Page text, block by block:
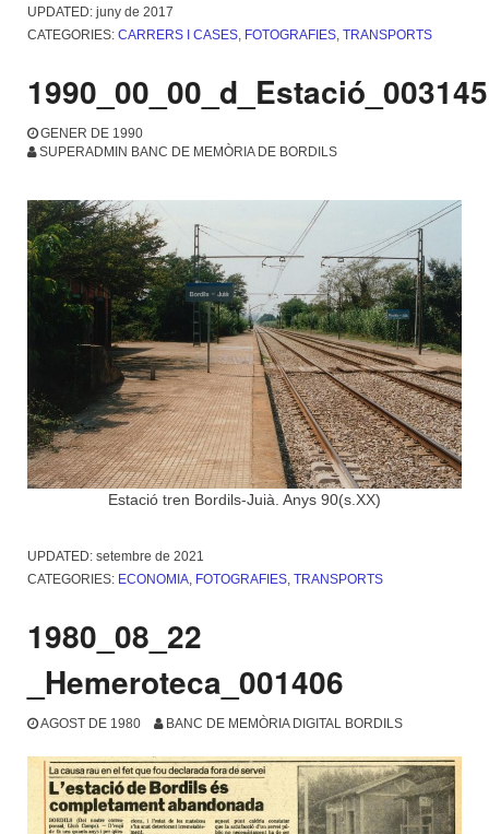
UPDATED: juny de 2017
CATEGORIES: CARRERS I CASES, FOTOGRAFIES, TRANSPORTS
1990_00_00_d_Estació_003145
GENER DE 1990
SUPERADMIN BANC DE MEMÒRIA DE BORDILS
Estació tren Bordils-Juià. Anys 90(s.XX)
UPDATED: setembre de 2021
CATEGORIES: ECONOMIA, FOTOGRAFIES, TRANSPORTS
1980_08_22
_Hemeroteca_001406
AGOST DE 1980 BANC DE MEMÒRIA DIGITAL BORDILS